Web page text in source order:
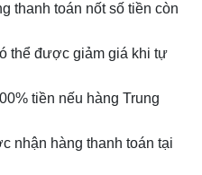
thanh toán nốt số tiền còn
thể được giảm giá khi tự
tiền nếu hàng Trung
nhận hàng thanh toán tại